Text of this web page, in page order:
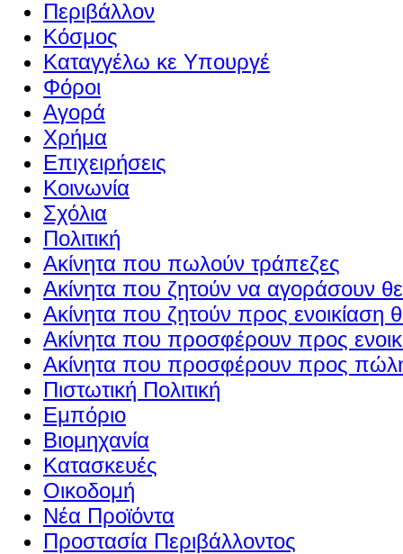
Περιβάλλον
Κόσμος
Καταγγέλω κε Υπουργέ
Φόροι
Αγορά
Χρήμα
Επιχειρήσεις
Κοινωνία
Σχόλια
Πολιτική
Ακίνητα που πωλούν τράπεζες
Ακίνητα που ζητούν να αγοράσουν
Ακίνητα που ζητούν προς ενοικίαση
Ακίνητα που προσφέρουν προς
Ακίνητα που προσφέρουν προς
Πιστωτική Πολιτική
Εμπόριο
Βιομηχανία
Κατασκευές
Οικοδομή
Νέα Προϊόντα
Προστασία Περιβάλλοντος